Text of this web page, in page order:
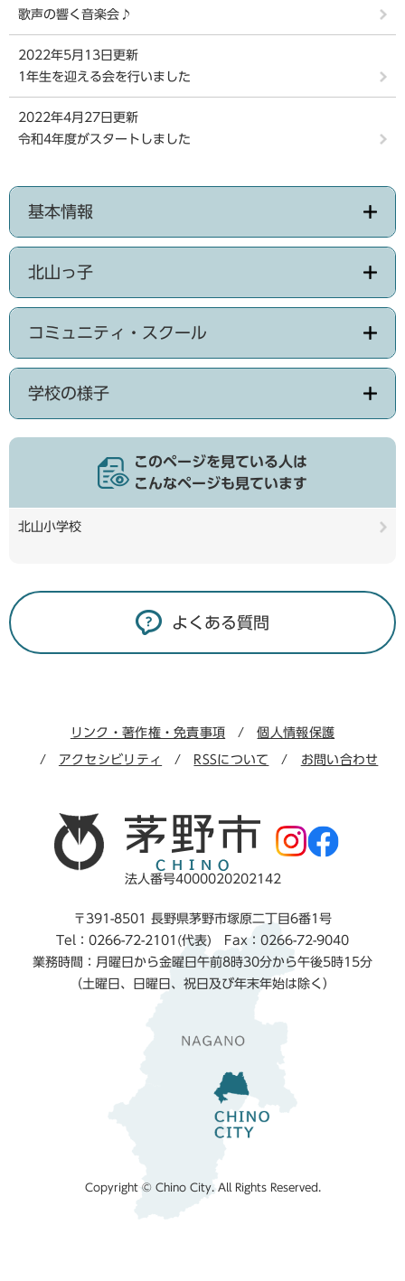
歌声の響く音楽会♪
2022年5月13日更新
1年生を迎える会を行いました
2022年4月27日更新
令和4年度がスタートしました
基本情報
北山っ子
コミュニティ・スクール
学校の様子
このページを見ている人は
こんなページも見ています
北山小学校
よくある質問
リンク・著作権・免責事項 個人情報保護
アクセシビリティ RSSについて お問い合わせ
法人番号4000020202142
〒391-8501 長野県茅野市塚原二丁目6番1号
Tel：0266-72-2101(代表) Fax：0266-72-9040
業務時間：月曜日から金曜日午前8時30分から午後5時15分
（土曜日、日曜日、祝日及び年末年始は除く）
Copyright © Chino City. All Rights Reserved.